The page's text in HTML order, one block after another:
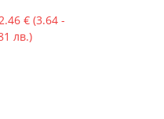
2.46 €
€Price range: 1.86 €
(3.64 -
лв.)